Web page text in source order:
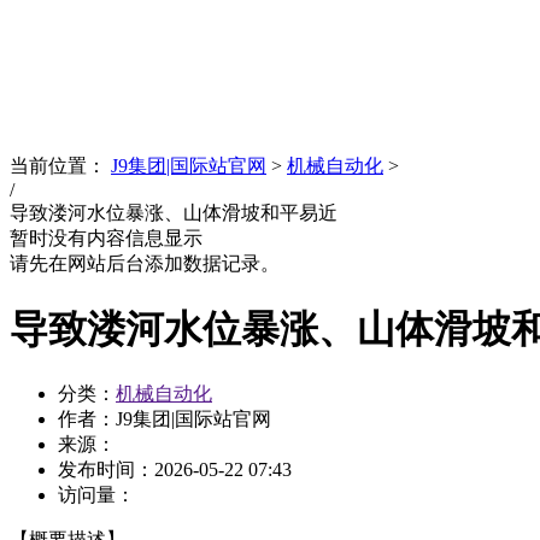
当前位置： J9集团|国际站官网 > 机械自动化 >
/
导致溇河水位暴涨、山体滑坡和平易近
暂时没有内容信息显示
请先在网站后台添加数据记录。
导致溇河水位暴涨、山体滑坡
分类： 机械自动化
作者：J9集团|国际站官网
来源：
发布时间： 2026-05-22 07:43
访问量：